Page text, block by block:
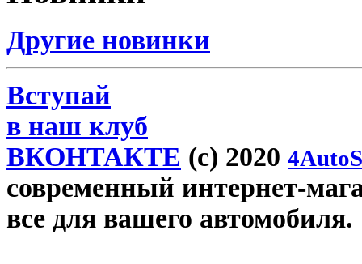
Другие новинки
Вступай
в наш клуб
ВКОНТАКТЕ (c) 2020
современный интернет-
все для вашего автомобиля.